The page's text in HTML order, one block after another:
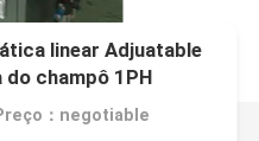
linear Adjuatable
champô 1PH
：negotiable